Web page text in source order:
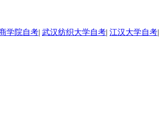
学院自考| 武汉纺织大学自考| 江汉大学自考|